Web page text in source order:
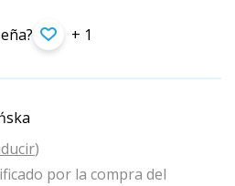
+ 1
)
por la compra del